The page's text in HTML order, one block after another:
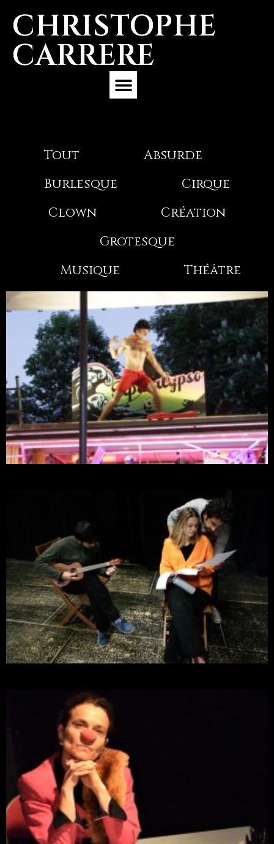
CHRISTOPHE
CARRERE
Tout
Absurde
Burlesque
Cirque
Clown
Création
Grotesque
Musique
Théâtre